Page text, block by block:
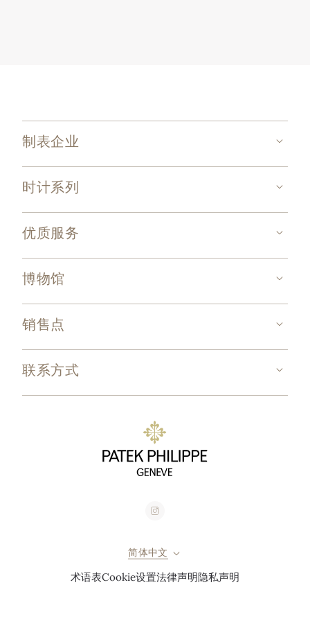
制表企业
时计系列
优质服务
博物馆
销售点
联系方式
简体中文
术语表Cookie设置法律声明隐私声明